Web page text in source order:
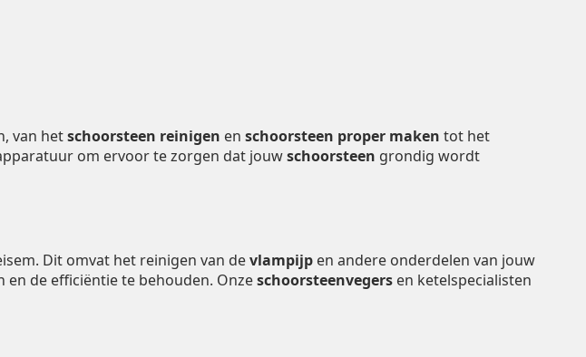
van hetschoorsteen reinigen en schoorsteen proper maken tot het
om ervoor te zorgen dat jouwschoorsteen grondig wordt
Dit omvat het reinigen van devlampijp en andere onderdelen van jouw
en de efficiëntie te behouden. Onzeschoorsteenvegers en ketelspecialisten